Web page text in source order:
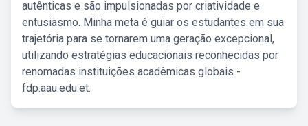
autênticas e são impulsionadas por criatividade e
entusiasmo. Minha meta é guiar os estudantes em sua
trajetória para se tornarem uma geração excepcional,
utilizando estratégias educacionais reconhecidas por
renomadas instituições acadêmicas globais -
fdp.aau.edu.et.